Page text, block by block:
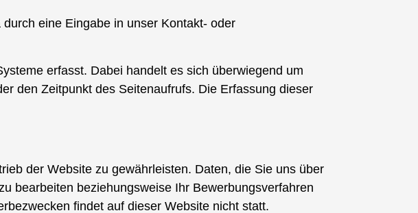
eine Eingabe in unser Kontakt- oder
erfasst. Dabei handelt es sich überwiegend um
den Zeitpunkt des Seitenaufrufs. Die Erfassung dieser
der Website zu gewährleisten. Daten, die Sie uns über
bearbeiten beziehungsweise Ihr Bewerbungsverfahren
findet auf dieser Website nicht statt.